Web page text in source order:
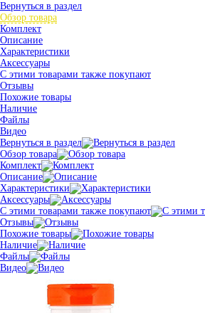
Вернуться в раздел
Обзор товара
Комплект
Описание
Характеристики
Аксессуары
С этими товарами также покупают
Отзывы
Похожие товары
Наличие
Файлы
Видео
Вернуться в раздел
Обзор товара
Комплект
Описание
Характеристики
Аксессуары
С этими товарами также покупают
Отзывы
Похожие товары
Наличие
Файлы
Видео